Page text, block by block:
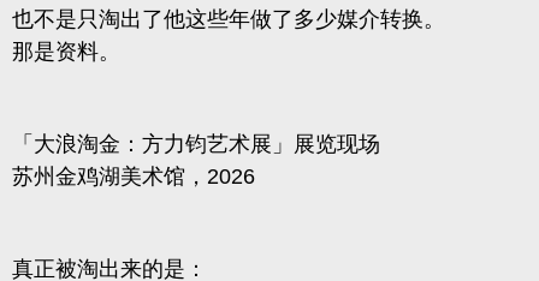
也不是只淘出了他这些年做了多少媒介转换。
那是资料。
「大浪淘金：方力钧艺术展」展览现场
苏州金鸡湖美术馆，2026
真正被淘出来的是：